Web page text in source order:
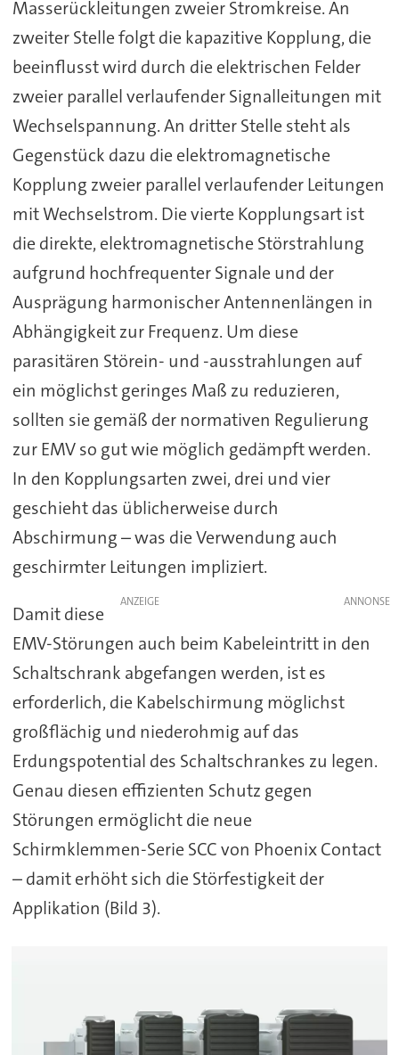
Masserückleitungen zweier Stromkreise. An
zweiter Stelle folgt die kapazitive Kopplung, die
beeinflusst wird durch die elektrischen Felder
zweier parallel verlaufender Signalleitungen mit
Wechselspannung. An dritter Stelle steht als
Gegenstück dazu die elektromagnetische
Kopplung zweier parallel verlaufender Leitungen
mit Wechselstrom. Die vierte Kopplungsart ist
die direkte, elektromagnetische Störstrahlung
aufgrund hochfrequenter Signale und der
Ausprägung harmonischer Antennenlängen in
Abhängigkeit zur Frequenz. Um diese
parasitären Störein- und -ausstrahlungen auf
ein möglichst geringes Maß zu reduzieren,
sollten sie gemäß der normativen Regulierung
zur EMV so gut wie möglich gedämpft werden.
In den Kopplungsarten zwei, drei und vier
geschieht das üblicherweise durch
Abschirmung – was die Verwendung auch
geschirmter Leitungen impliziert.
ANZEIGE
Damit diese
EMV-Störungen auch beim Kabeleintritt in den
Schaltschrank abgefangen werden, ist es
erforderlich, die Kabelschirmung möglichst
großflächig und niederohmig auf das
Erdungspotential des Schaltschrankes zu legen.
Genau diesen effizienten Schutz gegen
Störungen ermöglicht die neue
Schirmklemmen-Serie SCC von Phoenix Contact
– damit erhöht sich die Störfestigkeit der
Applikation (Bild 3).